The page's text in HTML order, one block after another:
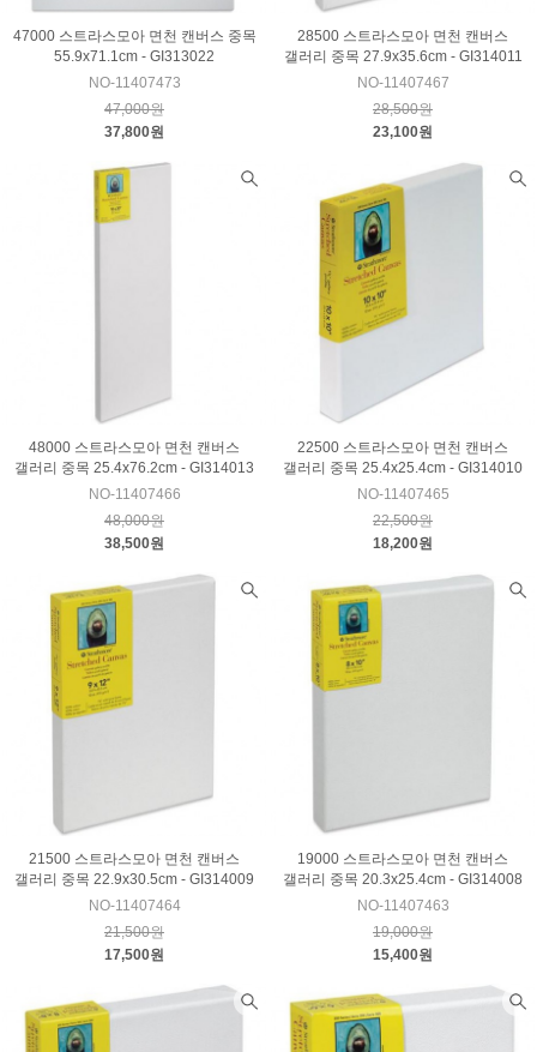
47000 스트라스모아 면천 캔버스 중목
55.9x71.1cm - GI313022
NO-11407473
47,000원
37,800원
28500 스트라스모아 면천 캔버스
갤러리 중목 27.9x35.6cm - GI314011
NO-11407467
28,500원
23,100원
48000 스트라스모아 면천 캔버스
갤러리 중목 25.4x76.2cm - GI314013
NO-11407466
48,000원
38,500원
22500 스트라스모아 면천 캔버스
갤러리 중목 25.4x25.4cm - GI314010
NO-11407465
22,500원
18,200원
21500 스트라스모아 면천 캔버스
갤러리 중목 22.9x30.5cm - GI314009
NO-11407464
21,500원
17,500원
19000 스트라스모아 면천 캔버스
갤러리 중목 20.3x25.4cm - GI314008
NO-11407463
19,000원
15,400원